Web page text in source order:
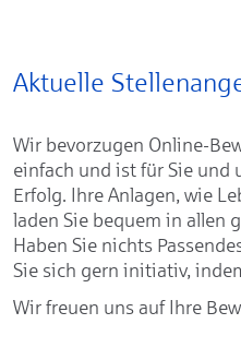
Aktuelle
Wir bevorzugen Online-
einfach und ist für Sie und
Erfolg. Ihre Anlagen, wie
laden Sie bequem in allen
Haben Sie nichts
Sie sich gern initiativ,
Wir freuen uns auf Ihre